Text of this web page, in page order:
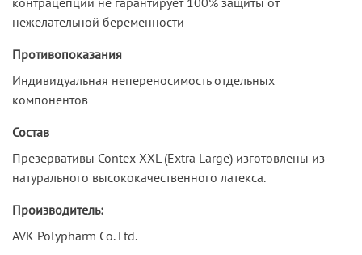
нежелательной беременности
Противопоказания
Индивидуальная непереносимость отдельных
компонентов
Состав
Презервативы Contex XXL (Extra Large) изготовлены из
натурального высококачественного латекса.
Производитель:
AVK Polypharm Co. Ltd.